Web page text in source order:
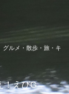
グルメ・散歩・旅・キ
！えびG